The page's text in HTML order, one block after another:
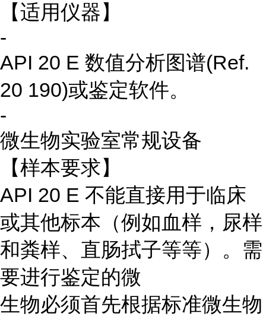
【适用仪器】
-
API 20 E 数值分析图谱(Ref.
20 190)或鉴定软件。
-
微生物实验室常规设备
【样本要求】
API 20 E 不能直接用于临床
或其他标本（例如血样，尿样
和粪样、直肠拭子等等）。需
要进行鉴定的微
生物必须首先根据标准微生物